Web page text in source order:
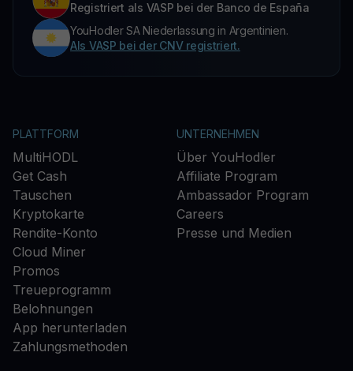
Registriert als VASP bei der Banco de España
YouHodler SA Niederlassung in Argentinien.
Als VASP bei der CNV registriert.
PLATTFORM
MultiHODL
Get Cash
Tauschen
Kryptokarte
Rendite-Konto
Cloud Miner
Promos
Treueprogramm
Belohnungen
App herunterladen
Zahlungsmethoden
UNTERNEHMEN
Über YouHodler
Affiliate Program
Ambassador Program
Careers
Presse und Medien